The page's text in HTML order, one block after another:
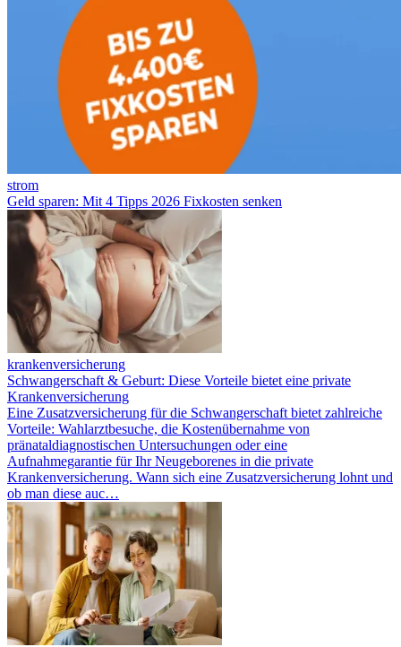
strom
Geld sparen: Mit 4 Tipps 2026 Fixkosten senken
krankenversicherung
Schwangerschaft & Geburt: Diese Vorteile bietet eine private
Krankenversicherung
Eine Zusatzversicherung für die Schwangerschaft bietet zahlreiche
Vorteile: Wahlarztbesuche, die Kostenübernahme von
pränataldiagnostischen Untersuchungen oder eine
Aufnahmegarantie für Ihr Neugeborenes in die private
Krankenversicherung. Wann sich eine Zusatzversicherung lohnt und
ob man diese auc…